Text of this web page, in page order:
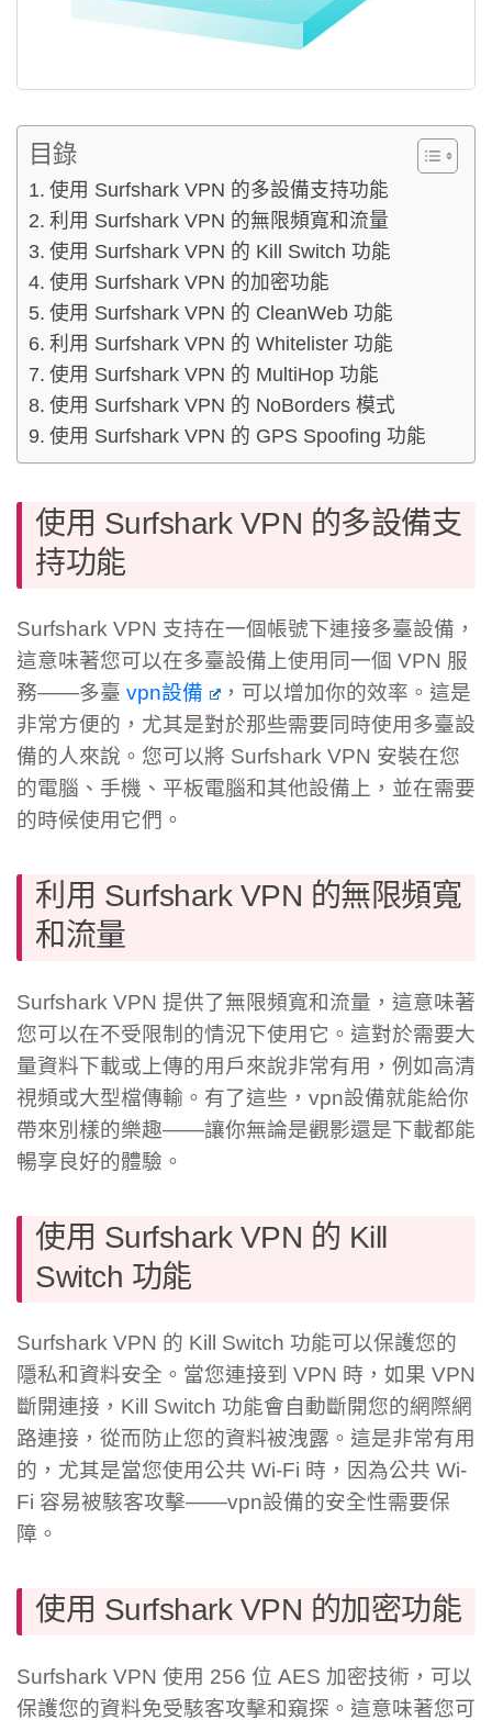
目錄
使用 Surfshark VPN 的多設備支持功能
利用 Surfshark VPN 的無限頻寬和流量
使用 Surfshark VPN 的 Kill Switch 功能
使用 Surfshark VPN 的加密功能
使用 Surfshark VPN 的 CleanWeb 功能
利用 Surfshark VPN 的 Whitelister 功能
使用 Surfshark VPN 的 MultiHop 功能
使用 Surfshark VPN 的 NoBorders 模式
使用 Surfshark VPN 的 GPS Spoofing 功能
使用 Surfshark VPN 的多設備支
持功能
Surfshark VPN 支持在一個帳號下連接多臺設備，
這意味著您可以在多臺設備上使用同一個 VPN 服
務——多臺 vpn設備
，可以增加你的效率。這是
非常方便的，尤其是對於那些需要同時使用多臺設
備的人來說。您可以將 Surfshark VPN 安裝在您
的電腦、手機、平板電腦和其他設備上，並在需要
的時候使用它們。
利用 Surfshark VPN 的無限頻寬
和流量
Surfshark VPN 提供了無限頻寬和流量，這意味著
您可以在不受限制的情況下使用它。這對於需要大
量資料下載或上傳的用戶來說非常有用，例如高清
視頻或大型檔傳輸。有了這些，vpn設備就能給你
帶來別樣的樂趣——讓你無論是觀影還是下載都能
暢享良好的體驗。
使用 Surfshark VPN 的 Kill
Switch 功能
Surfshark VPN 的 Kill Switch 功能可以保護您的
隱私和資料安全。當您連接到 VPN 時，如果 VPN
斷開連接，Kill Switch 功能會自動斷開您的網際網
路連接，從而防止您的資料被洩露。這是非常有用
的，尤其是當您使用公共 Wi-Fi 時，因為公共 Wi-
Fi 容易被駭客攻擊——vpn設備的安全性需要保
障。
使用 Surfshark VPN 的加密功能
Surfshark VPN 使用 256 位 AES 加密技術，可以
保護您的資料免受駭客攻擊和窺探。這意味著您可